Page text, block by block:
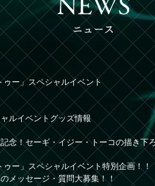
ー」スペシャルイベント
ルイベントグッズ情報
念！セーギ・イジー・トーコの描き下
ー」スペシャルイベント特別企画！！
メッセージ・質問大募集！！